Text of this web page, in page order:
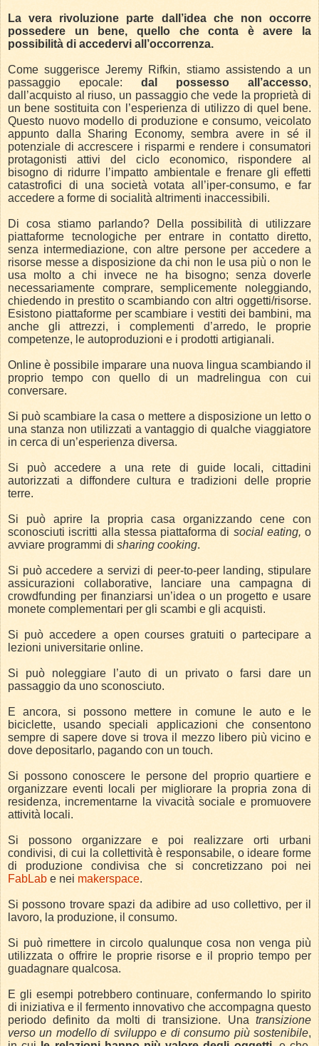
La vera rivoluzione parte dall’idea che non occorre
possedere un bene, quello che conta è avere la
possibilità di accedervi all’occorrenza.
Come suggerisce Jeremy Rifkin, stiamo assistendo a un
passaggio epocale: dal possesso all’accesso,
dall’acquisto al riuso, un passaggio che vede la proprietà di
un bene sostituita con l’esperienza di utilizzo di quel bene.
Questo nuovo modello di produzione e consumo, veicolato
appunto dalla Sharing Economy, sembra avere in sé il
potenziale di accrescere i risparmi e rendere i consumatori
protagonisti attivi del ciclo economico, rispondere al
bisogno di ridurre l’impatto ambientale e frenare gli effetti
catastrofici di una società votata all’iper-consumo, e far
accedere a forme di socialità altrimenti inaccessibili.
Di cosa stiamo parlando? Della possibilità di utilizzare
piattaforme tecnologiche per entrare in contatto diretto,
senza intermediazione, con altre persone per accedere a
risorse messe a disposizione da chi non le usa più o non le
usa molto a chi invece ne ha bisogno; senza doverle
necessariamente comprare, semplicemente noleggiando,
chiedendo in prestito o scambiando con altri oggetti/risorse.
Esistono piattaforme per scambiare i vestiti dei bambini, ma
anche gli attrezzi, i complementi d’arredo, le proprie
competenze, le autoproduzioni e i prodotti artigianali.
Online è possibile imparare una nuova lingua scambiando il
proprio tempo con quello di un madrelingua con cui
conversare.
Si può scambiare la casa o mettere a disposizione un letto o
una stanza non utilizzati a vantaggio di qualche viaggiatore
in cerca di un’esperienza diversa.
Si può accedere a una rete di guide locali, cittadini
autorizzati a diffondere cultura e tradizioni delle proprie
terre.
Si può aprire la propria casa organizzando cene
con
sconosciuti iscritti alla stessa piattaforma di social eating, o
avviare programmi di sharing cooking.
Si può accedere a servizi di peer-to-peer landing, stipulare
assicurazioni collaborative, lanciare una campagna di
crowdfunding per finanziarsi un’idea o un progetto e usare
monete complementari per gli scambi e gli acquisti.
Si può accedere a open courses gratuiti o partecipare a
lezioni universitarie online.
Si può noleggiare l’auto di un privato o farsi dare un
passaggio da uno sconosciuto.
E ancora, si possono mettere in comune le auto e le
biciclette, usando speciali applicazioni che consentono
sempre di sapere dove si trova il mezzo libero più vicino e
dove depositarlo, pagando con un touch.
Si possono conoscere le persone del proprio quartiere e
organizzare eventi locali per migliorare la propria zona di
residenza, incrementarne la vivacità sociale e promuovere
attività locali.
Si possono organizzare e poi realizzare orti urbani
condivisi, di cui la collettività è responsabile, o ideare forme
di produzione condivisa che si concretizzano poi nei
FabLab e nei makerspace.
Si possono trovare spazi da adibire ad uso collettivo, per il
lavoro, la produzione, il consumo.
Si può rimettere in circolo qualunque cosa non venga più
utilizzata o offrire le proprie risorse e il proprio tempo per
guadagnare qualcosa.
E gli esempi potrebbero continuare, confermando lo spirito
di iniziativa e il fermento innovativo che accompagna questo
periodo definito da molti di transizione. Una transizione
verso un modello di sviluppo e di consumo più sostenibile,